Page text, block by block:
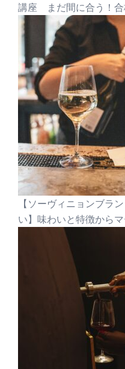
講座 まだ間に合う！合
【ソーヴィニョンブラ
い】味わいと特徴から